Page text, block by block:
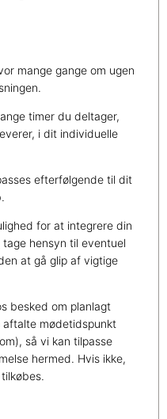
mange gange om ugen
timer du deltager,
i dit individuelle
efterfølgende til dit
for at integrere din
hensyn til eventuel
at gå glip af vigtige
besked om planlagt
mødetidspunkt
så vi kan tilpasse
hermed. Hvis ikke,